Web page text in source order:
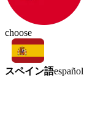
choose
スペイン語español